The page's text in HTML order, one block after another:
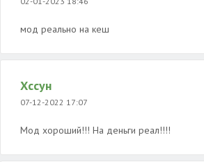
мод реально на кеш
Хссун
07-12-2022 17:07
Мод хороший!!! На деньги реал!!!!